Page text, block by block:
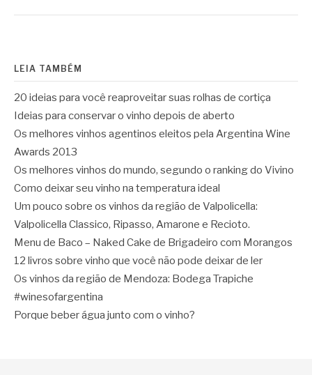
LEIA TAMBÉM
20 ideias para você reaproveitar suas rolhas de cortiça
Ideias para conservar o vinho depois de aberto
Os melhores vinhos agentinos eleitos pela Argentina Wine
Awards 2013
Os melhores vinhos do mundo, segundo o ranking do Vivino
Como deixar seu vinho na temperatura ideal
Um pouco sobre os vinhos da região de Valpolicella:
Valpolicella Classico, Ripasso, Amarone e Recioto.
Menu de Baco – Naked Cake de Brigadeiro com Morangos
12 livros sobre vinho que você não pode deixar de ler
Os vinhos da região de Mendoza: Bodega Trapiche
#winesofargentina
Porque beber água junto com o vinho?